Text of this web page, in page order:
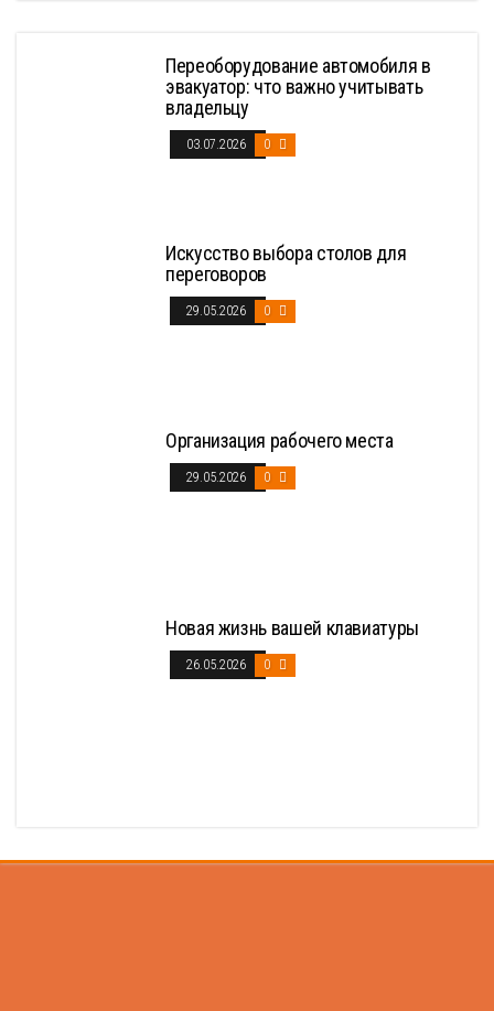
Переоборудование автомобиля в
эвакуатор: что важно учитывать
владельцу
03.07.2026 0
Искусство выбора столов для
переговоров
29.05.2026 0
Организация рабочего места
29.05.2026 0
Новая жизнь вашей клавиатуры
26.05.2026 0